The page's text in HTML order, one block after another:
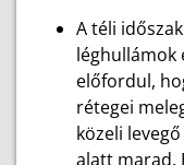
A téli
léghullámok
előfordul,
rétegei
közeli
alatt marad.